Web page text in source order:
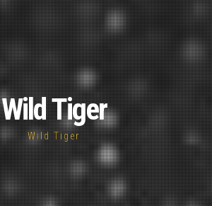
Wild Tiger
Wild Tiger